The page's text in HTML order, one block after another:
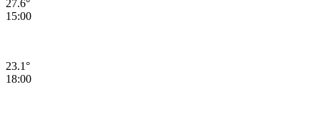
27.6°
15:00
23.1°
18:00